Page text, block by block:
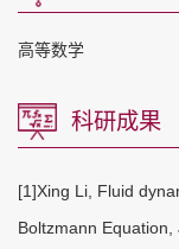
高等数学
科研成果
[1]Xing Li, Fluid
Boltzmann Equation,